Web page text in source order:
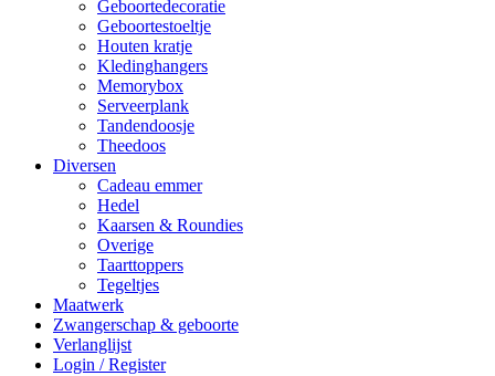
Geboortedecoratie
Geboortestoeltje
Houten kratje
Kledinghangers
Memorybox
Serveerplank
Tandendoosje
Theedoos
Diversen
Cadeau emmer
Hedel
Kaarsen & Roundies
Overige
Taarttoppers
Tegeltjes
Maatwerk
Zwangerschap & geboorte
Verlanglijst
Login / Register